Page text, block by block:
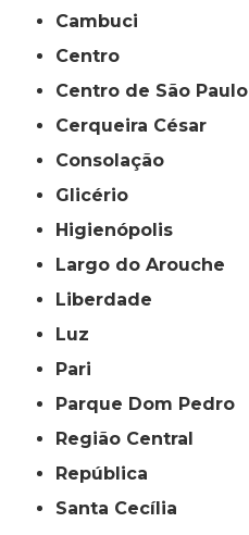
Cambuci
Centro
Centro de São Paulo
Cerqueira César
Consolação
Glicério
Higienópolis
Largo do Arouche
Liberdade
Luz
Pari
Parque Dom Pedro
Região Central
República
Santa Cecília